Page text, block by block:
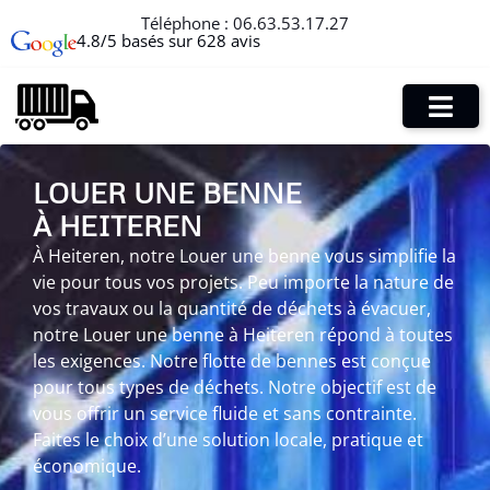
Téléphone : 06.63.53.17.27
4.8/5 basés sur 628 avis
LOUER UNE BENNE
À HEITEREN
À Heiteren, notre Louer une benne vous simplifie la
vie pour tous vos projets. Peu importe la nature de
vos travaux ou la quantité de déchets à évacuer,
notre Louer une benne à Heiteren répond à toutes
les exigences. Notre flotte de bennes est conçue
pour tous types de déchets. Notre objectif est de
vous offrir un service fluide et sans contrainte.
Faites le choix d’une solution locale, pratique et
économique.